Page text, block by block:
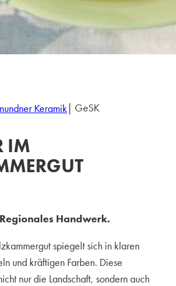
Keramik| GeSK
IM
Handwerk.
spiegelt sich in klaren
und kräftigen Farben. Diese
nur die Landschaft, sondern auch